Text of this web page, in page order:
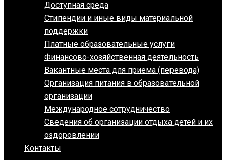
Доступная среда
Стипендии и иные виды материальной
поддержки
Платные образовательные услуги
Финансово-хозяйственная деятельность
Вакантные места для приема (перевода)
Организация питания в образовательной
организации
Международное сотрудничество
Сведения об организации отдыха детей и их
оздоровлении
Контакты